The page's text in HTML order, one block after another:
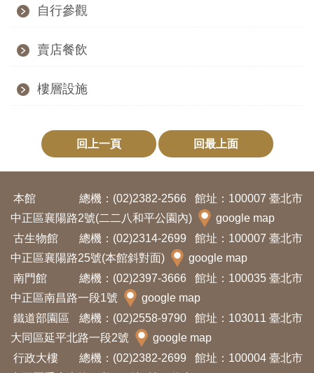
參
資
教
育
活
動
出
版
文
自行參觀
賣店餐飲
樓層設施
回上一頁 回最上面
本館 總機：(02)2382-2566
館址：100007 臺北市
中正區襄陽路2號(二二八和平公園內)
google map
古生物館
總機：(02)2314-2699
館址：100007 臺北市
中正區襄陽路25號(本館斜對面)
google map
南門館
總機：(02)2397-3666
館址：100035 臺北市
中正區南昌路一段1號
google map
鐵道部園區
總機：(02)2558-9790
館址：103011 臺北市
大同區延平北路一段2號
google map
行政大樓
總機：(02)2382-2699
館址：100004 臺北市